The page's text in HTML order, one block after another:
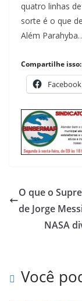
quatro linhas
sorte é o que
Além
Compartilhe isso:
Facebook
O que o
de Jorge
NASA
Você